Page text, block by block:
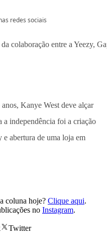
redes sociais
Kanye West deve alçar
a independência foi a criação
e abertura de uma loja em
coluna hoje? Clique aqui.
no Instagram.
Twitter